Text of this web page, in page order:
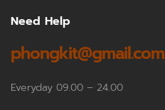
Need Help
phongkit@gmail.com
Everyday 09.00 – 24.00